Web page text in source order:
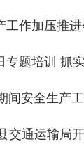
工作加压推进
题培训 抓
间安全生产
交通运输局